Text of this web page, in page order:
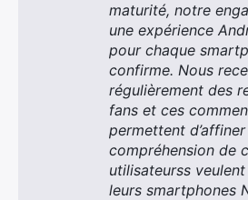
maturité, notre
une expérience
pour chaque
confirme. Nous
régulièrement des
fans et ces
permettent
compréhension de
utilisateurss
leurs smartphones